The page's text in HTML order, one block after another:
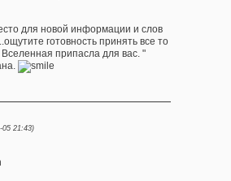
для новой информации и слов
готовность принять все то
припасла для вас. "
05 21:43)